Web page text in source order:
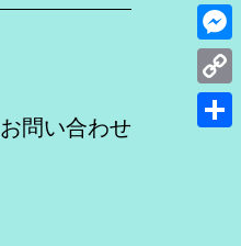
お問い合わせ